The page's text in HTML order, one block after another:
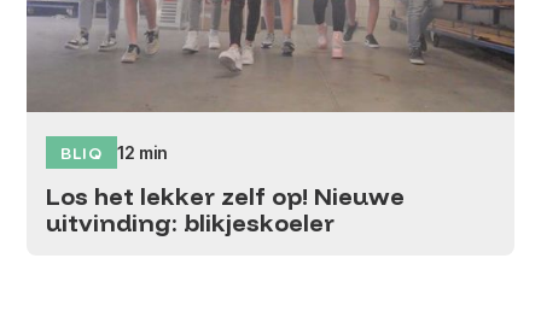
BLIQ 12 min
Los het lekker zelf op! Nieuwe
uitvinding: blikjeskoeler